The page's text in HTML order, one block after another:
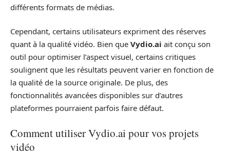
différents formats de médias.
Cependant, certains utilisateurs expriment des réserves
quant à la qualité vidéo. Bien que Vydio.ai ait conçu son
outil pour optimiser l’aspect visuel, certains critiques
soulignent que les résultats peuvent varier en fonction de
la qualité de la source originale. De plus, des
fonctionnalités avancées disponibles sur d’autres
plateformes pourraient parfois faire défaut.
Comment utiliser Vydio.ai pour vos projets
vidéo